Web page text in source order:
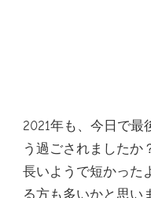
2021年も、今日で最
う過ごされましたか
長いようで短かった
る方も多いかと思い